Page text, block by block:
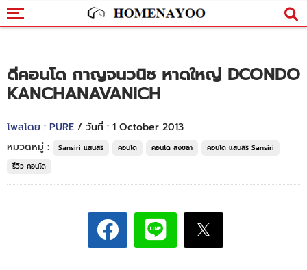
ดีคอนโด กาญจนวนิช หาดใหญ่ DCONDO
KANCHANAVANICH
โพสโดย : PURE / วันที่ : 1 October 2013
หมวดหมู่ :
Sansiri แสนสิริ คอนโด คอนโด สงขลา
คอนโด แสนสิริ Sansiri
รีวิว คอนโด